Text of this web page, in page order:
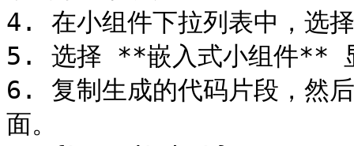
4. 在小组件下拉列表中，选
5. 选择 **嵌入式小组件**
6. 复制生成的代码片段，然
面。